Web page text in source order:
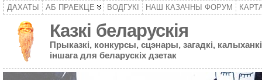
ДАХАТЫ АБ ПРАЕКЦЕ ВОДГУКІ НАШ КАЗАЧНЫ ФОРУМ
Казкі беларускія
Прыказкі, конкурсы, сцэнары, загадкі,
іншага для беларускіх дзетак